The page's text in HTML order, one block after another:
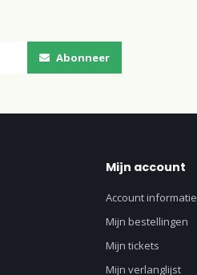
Abonneer
Mijn account
Account informatie
Mijn bestellingen
Mijn tickets
Mijn verlanglijst